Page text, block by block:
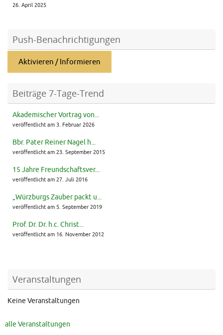
26. April 2025
Push-Benachrichtigungen
Aktivieren / Informieren
Beiträge 7-Tage-Trend
Akademischer Vortrag von...
veröffentlicht am 3. Februar 2026
Bbr. Pater Reiner Nagel h...
veröffentlicht am 23. September 2015
15 Jahre Freundschaftsver...
veröffentlicht am 27. Juli 2016
„Würzburgs Zauber packt u...
veröffentlicht am 5. September 2019
Prof. Dr. Dr. h.c. Christ...
veröffentlicht am 16. November 2012
Veranstaltungen
Keine Veranstaltungen
alle Veranstaltungen